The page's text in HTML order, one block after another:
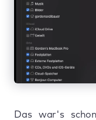
Das war's